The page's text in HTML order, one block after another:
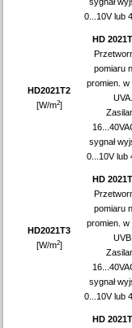
0...10V lub
HD2021T2
[W/m2]
HD
pomiaru
promien. w
UVA.
sygnał
0...10V lub
HD2021T3
[W/m2]
HD
pomiaru
promien. w
UVB.
sygnał
0...10V lub
HD